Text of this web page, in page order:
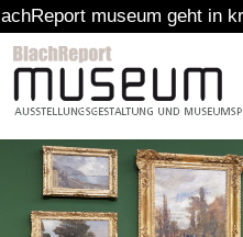
geht in kreative Pause